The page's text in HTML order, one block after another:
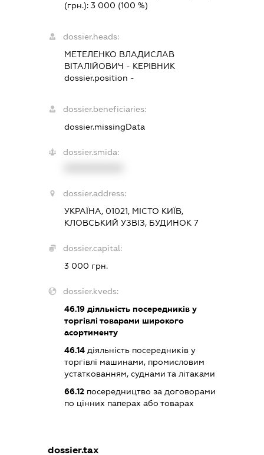
(грн.):3 000 (100 %)
dossier.heads:
МЕТЕЛЕНКО ВЛАДИСЛАВ
ВІТАЛІЙОВИЧ - КЕРІВНИК
dossier.position -
dossier.beneficiaries:
dossier.missingData
dossier.smida:
dossier.address:
УКРАЇНА, 01021, МІСТО КИЇВ,
КЛОВСЬКИЙ УЗВІЗ, БУДИНОК 7
dossier.capital:
3 000 грн.
dossier.kveds:
46.19 діяльність посередників у
торгівлі товарами широкого
асортименту
46.14 діяльність посередників у
торгівлі машинами, промисловим
устаткованням, суднами та літаками
66.12 посередництво за договорами
по цінних паперах або товарах
dossier.tax